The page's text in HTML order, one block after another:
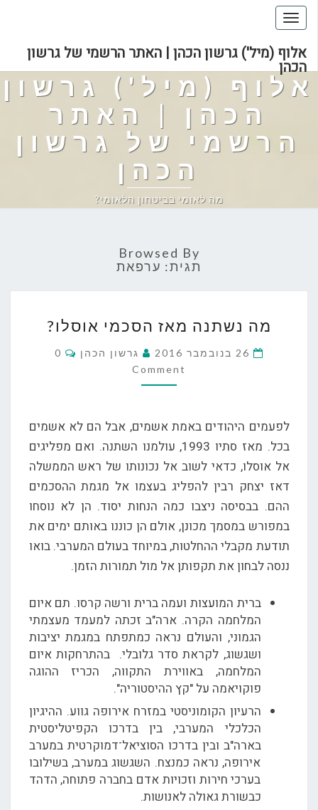
Toggle
navigation
אלוף (מיל') גרשון הכהן | האתר הרשמי של גרשון
הכהן
אלוף (מיל') גרשון
הכהן | האתר
הרשמי של גרשון
הכהן
מה לאומי בביטחון הלאומי?
Browsed By
תגית: ערפאת
נשתנה
מאז
הסכמי
אוסלו?
מה נשתנה מאז הסכמי אוסלו?
26 בנובמבר 2016 גרשון הכהן Comments
0
Comment
לפעמים היהודים באמת אשמים, אבל הם לא אשמים
בכל. מאז סתיו 1993, עולמנו השתנה. ואם מפליגים
אל אוסלו, כדאי לשוב אל נכונותו של ראש הממשלה
דאז יצחק רבין להפליג בעצמו אל מגמת ההסכמים
ההם. בבסיסה ניצבו כמה הנחות יסוד. הן לא נוסחו
במפורש במסמך מכונן, אולם הן כוננו באותם ימים את
תודעת מקבלי ההחלטות, במיוחד בעולם המערבי. בואו
ננסה לבחון את תקפותן אל מול תמורות הזמן.
ברית המועצות ועמה ברית ורשה קרסו. תם איום
המלחמה הקרה. ארה"ב זכתה למעמד מעצמתי
הגמוני, והעולם נראה כמתפתח במגמת יציבות
ושגשוג, לקראת סדר גלובלי. בהתרחקות איום
המלחמה, באווירת התקווה, הכריז ההוגה
פוקויאמה על "קץ ההיסטוריה".
הרעיון הקומוניסטי במזרח אירופה גווע. ההיגיון
הכלכלי המערבי, בין בדרכו הקפיטליסטית
בארה"ב ובין בדרכו הסוציאל־דמוקרטית במערב
אירופה, נראה כמנצח. השגשוג במערב, בשילובו
בערכי חירות וזכויות אדם בחברה פתוחה, הדהד
כבשורת גאולה לאנושות.